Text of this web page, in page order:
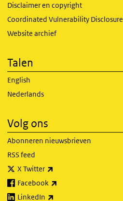
Disclaimer en copyright
Coordinated Vulnerability Disclosure
Website archief
Talen
English
Nederlands
Volg ons
Abonneren nieuwsbrieven
RSS feed
X Twitter
Facebook
LinkedIn